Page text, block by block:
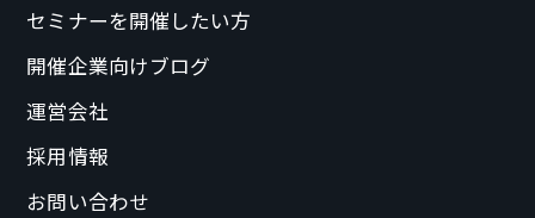
セミナーを開催したい方
開催企業向けブログ
運営会社
採用情報
お問い合わせ